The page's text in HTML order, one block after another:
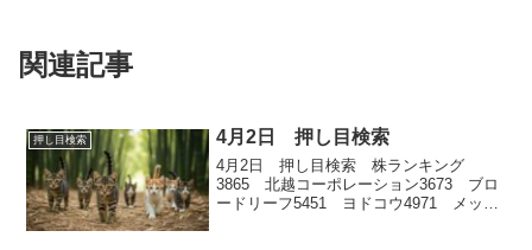
関連記事
押し目検索 4月2日 押し目検索
4月2日 押し目検索 株ランキング
3865 北越コーポレーション3673 ブロ
ードリーフ5451 ヨドコウ4971 メック